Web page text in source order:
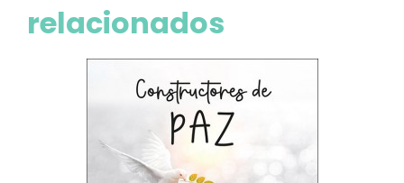
relacionados